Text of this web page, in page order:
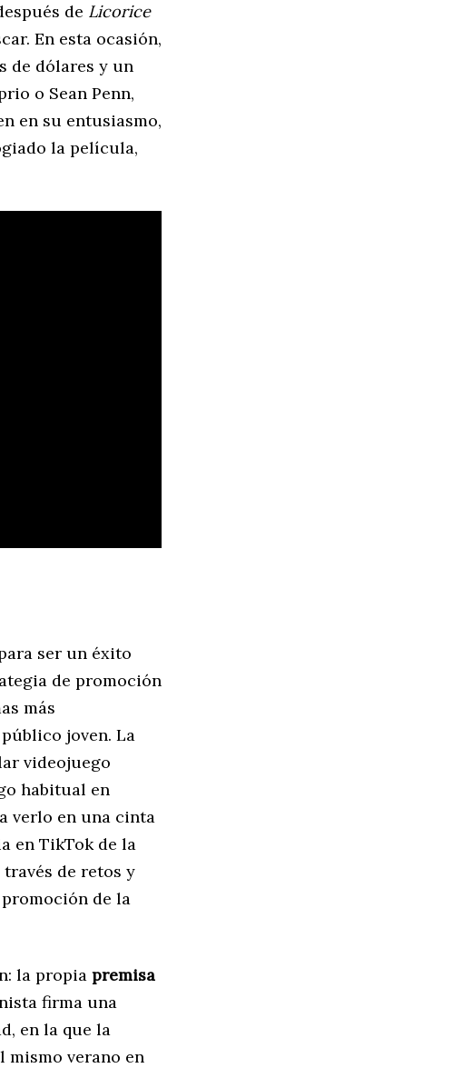
de Licorice
En esta ocasión,
de dólares y un
o Sean Penn,
en su entusiasmo,
la película,
ser un éxito
de promoción
más
joven. La
videojuego
habitual en
verlo en una cinta
en TikTok de la
de retos y
de la
la propia premisa
firma una
en la que la
mismo verano en